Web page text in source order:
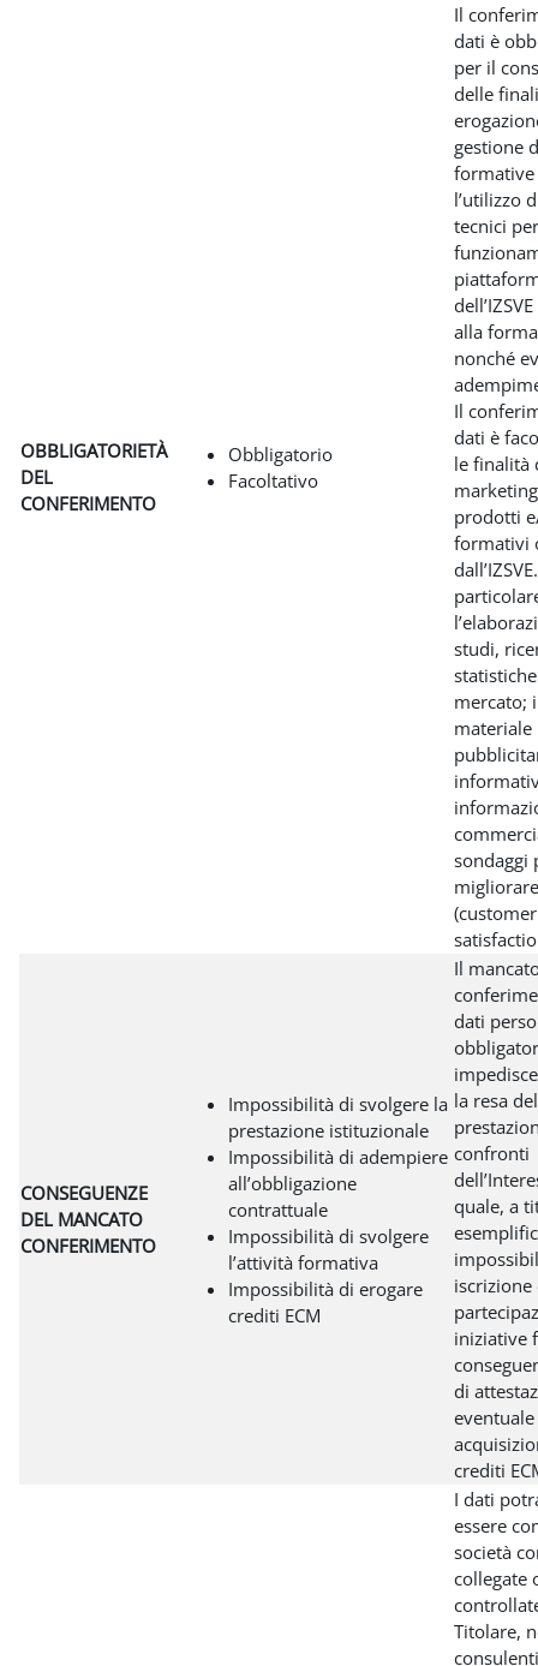
OBBLIGATORIETÀ
DEL
CONFERIMENTO
Obbligatorio
Facoltativo
Il
dati è
per il
delle
gestione
l’utilizzo
tecnici
alla
nonché
Il
dati è
le finalità
prodotti
formativi
studi,
mercato;
materiale
sondaggi
(customer
CONSEGUENZE
DEL MANCATO
CONFERIMENTO
Impossibilità di svolgere la
prestazione istituzionale
Impossibilità di adempiere
all’obbligazione
contrattuale
Impossibilità di svolgere
l’attività formativa
Impossibilità di erogare
crediti ECM
Il
dati
la resa
confronti
quale, a
iscrizione
iniziative
di
eventuale
crediti
I dati
essere
società
collegate
Titolare,